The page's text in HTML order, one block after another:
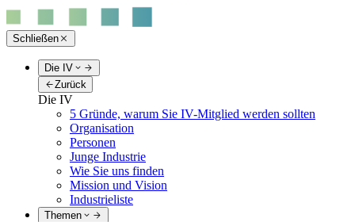
Schließen
Die IV
Zurück
Die IV
5 Gründe, warum Sie IV-Mitglied werden sollten
Organisation
Personen
Junge Industrie
Wie Sie uns finden
Mission und Vision
Industrieliste
Themen